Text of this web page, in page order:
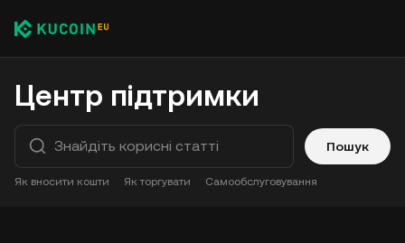
Центр підтримки
Пошук
Як вносити кошти Як торгувати Самообслуговування